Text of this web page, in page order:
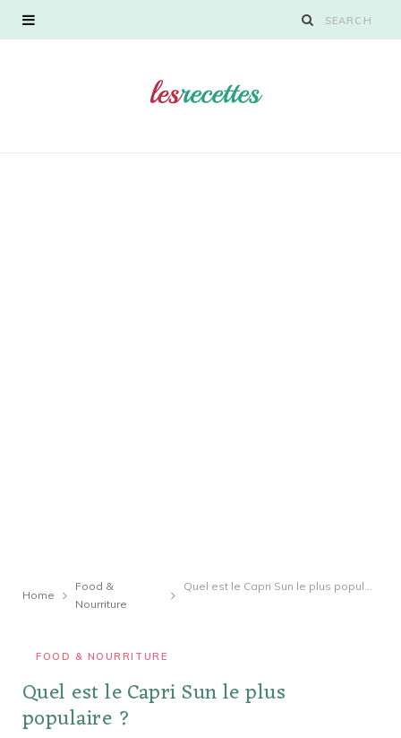
Home
Food &
Nourriture
Quel est le Capri Sun le plus populaire ?
FOOD & NOURRITURE
Quel est le Capri Sun le plus
populaire ?